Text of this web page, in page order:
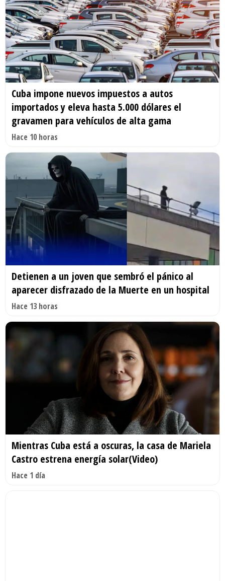
Cuba impone nuevos impuestos a autos
importados y eleva hasta 5.000 dólares el
gravamen para vehículos de alta gama
Hace 10 horas
Detienen a un joven que sembró el pánico al
aparecer disfrazado de la Muerte en un hospital
Hace 13 horas
Mientras Cuba está a oscuras, la casa de Mariela
Castro estrena energía solar(Video)
Hace 1 día